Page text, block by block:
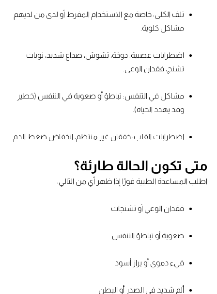
تلف الكلى: خاصة مع الاستخدام المفرط أو لدى من لديهم
مشاكل كلوية.
اضطرابات عصبية: دوخة، تشوش، صداع شديد، نوبات
تشنج، فقدان الوعي.
مشاكل في التنفس: تباطؤ أو صعوبة في التنفس (خطير
وقد يهدد الحياة).
اضطرابات القلب: خفقان غير منتظم، انخفاض ضغط الدم.
متى تكون الحالة طارئة؟
اطلب المساعدة الطبية فورًا إذا ظهر أي من التالي:
فقدان الوعي أو تشنجات
صعوبة أو تباطؤ التنفس
قيء دموي أو براز أسود
ألم شديد في الصدر أو البطن